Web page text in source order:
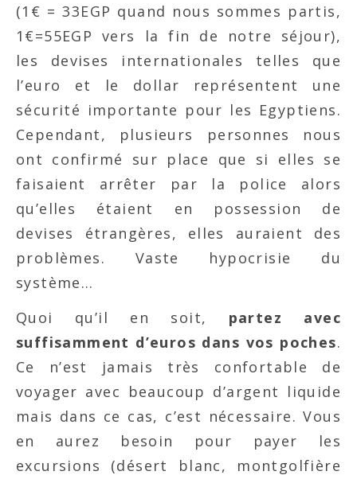
(1€ = 33EGP quand nous sommes partis,
1€=55EGP vers la fin de notre séjour),
les devises internationales telles que
l’euro et le dollar représentent une
sécurité importante pour les Egyptiens.
Cependant, plusieurs personnes nous
ont confirmé sur place que si elles se
faisaient arrêter par la police alors
qu’elles étaient en possession de
devises étrangères, elles auraient des
problèmes. Vaste hypocrisie du
système…
Quoi qu’il en soit, partez avec
suffisamment d’euros dans vos poches.
Ce n’est jamais très confortable de
voyager avec beaucoup d’argent liquide
mais dans ce cas, c’est nécessaire. Vous
en aurez besoin pour payer les
excursions (désert blanc, montgolfière